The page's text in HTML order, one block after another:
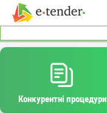
Конкурентні процедури